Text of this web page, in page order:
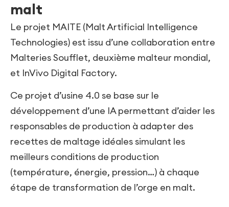
malt
Le projet MAITE (Malt Artificial Intelligence
Technologies) est issu d’une collaboration entre
Malteries Soufflet, deuxième malteur mondial,
et InVivo Digital Factory.
Ce projet d’usine 4.0 se base sur le
développement d’une IA permettant d’aider les
responsables de production à adapter des
recettes de maltage idéales simulant les
meilleurs conditions de production
(température, énergie, pression…) à chaque
étape de transformation de l’orge en malt.